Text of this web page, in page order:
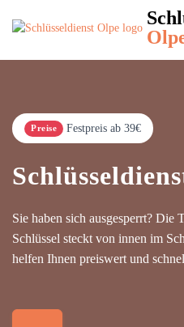
Preise Festpreis ab 39€
Sie haben sich ausgesperrt? Die
Schlüssel steckt von innen im
helfen Ihnen preiswert und